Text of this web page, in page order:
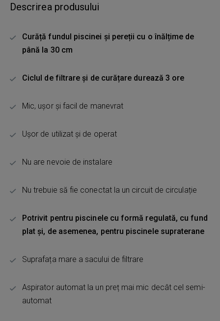
Descrirea produsului
Curăță fundul piscinei și pereții cu o înălțime de
până la 30 cm
Ciclul de filtrare și de curățare durează 3 ore
Mic, ușor și facil de manevrat
Ușor de utilizat și de operat
Nu are nevoie de instalare
Nu trebuie să fie conectat la un circuit de circulație
Potrivit pentru piscinele cu formă regulată, cu fund
plat și, de asemenea, pentru piscinele supraterane
Suprafața mare a sacului de filtrare
Aspirator automat la un preț mai mic decât cel semi-
automat